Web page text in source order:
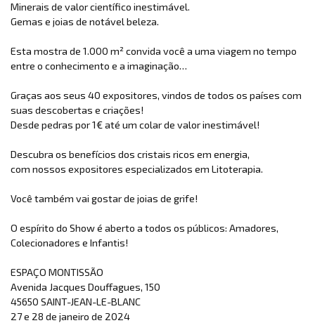
Minerais de valor científico inestimável.
Gemas e joias de notável beleza.
Esta mostra de 1.000 m² convida você a uma viagem no tempo
entre o conhecimento e a imaginação…
Graças aos seus 40 expositores, vindos de todos os países com
suas descobertas e criações!
Desde pedras por 1€ até um colar de valor inestimável!
Descubra os benefícios dos cristais ricos em energia,
com nossos expositores especializados em Litoterapia.
Você também vai gostar de joias de grife!
O espírito do Show é aberto a todos os públicos: Amadores,
Colecionadores e Infantis!
ESPAÇO MONTISSÃO
Avenida Jacques Douffagues, 150
45650 SAINT-JEAN-LE-BLANC
27 e 28 de janeiro de 2024